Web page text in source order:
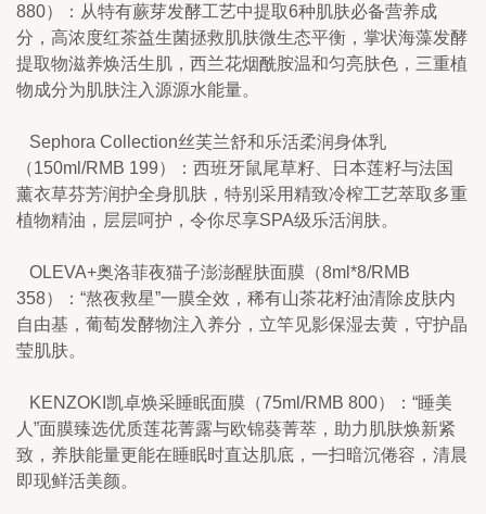
880）：从特有蕨芽发酵工艺中提取6种肌肤必备营养成
分，高浓度红茶益生菌拯救肌肤微生态平衡，掌状海藻发酵
提取物滋养焕活生肌，西兰花烟酰胺温和匀亮肤色，三重植
物成分为肌肤注入源源水能量。
   Sephora Collection丝芙兰舒和乐活柔润身体乳
（150ml/RMB 199）：西班牙鼠尾草籽、日本莲籽与法国
薰衣草芬芳润护全身肌肤，特别采用精致冷榨工艺萃取多重
植物精油，层层呵护，令你尽享SPA级乐活润肤。
   OLEVA+奥洛菲夜猫子澎澎醒肤面膜（8ml*8/RMB
358）：“熬夜救星”一膜全效，稀有山茶花籽油清除皮肤内
自由基，葡萄发酵物注入养分，立竿见影保湿去黄，守护晶
莹肌肤。
   KENZOKI凯卓焕采睡眠面膜（75ml/RMB 800）：“睡美
人”面膜臻选优质莲花菁露与欧锦葵菁萃，助力肌肤焕新紧
致，养肤能量更能在睡眠时直达肌底，一扫暗沉倦容，清晨
即现鲜活美颜。